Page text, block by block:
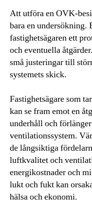
Att utföra en OVK-
bara en
fastighetsägaren ett
och eventuella
små justeringar till
systemets skick.
Fastighetsägare som
kan se fram emot en
underhåll och
ventilationssystem.
de långsiktiga
luftkvalitet och
energikostnader och
lukt och fukt kan
hälsa och ekonomi.